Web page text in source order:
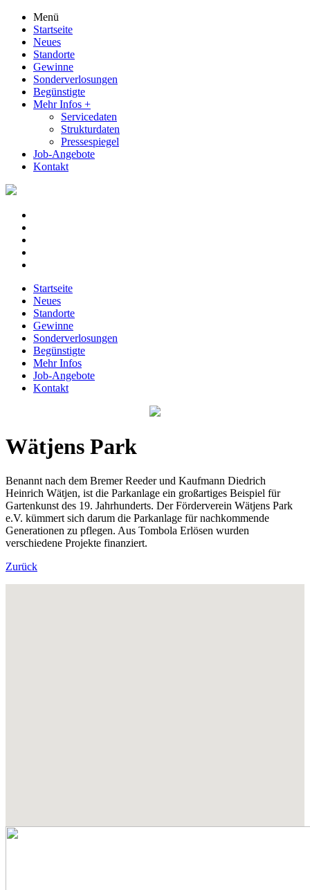
Menü
Startseite
Neues
Standorte
Gewinne
Sonderverlosungen
Begünstigte
Mehr Infos +
Servicedaten
Strukturdaten
Pressespiegel
Job-Angebote
Kontakt
Startseite
Neues
Standorte
Gewinne
Sonderverlosungen
Begünstigte
Mehr Infos
Job-Angebote
Kontakt
Wätjens Park
Benannt nach dem Bremer Reeder und Kaufmann Diedrich
Heinrich Wätjen, ist die Parkanlage ein großartiges Beispiel für
Gartenkunst des 19. Jahrhunderts. Der Förderverein Wätjens Park
e.V. kümmert sich darum die Parkanlage für nachkommende
Generationen zu pflegen. Aus Tombola Erlösen wurden
verschiedene Projekte finanziert.
Zurück